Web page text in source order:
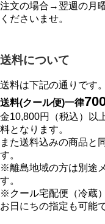
注文の場合→翌週の月
くださいませ。
送料について
送料は下記の通りです。
送料(クール便)一律
金10,800円（税込）以
料となります。
また送料込みの商品と
す。
※離島地域の方は別途
す。
※クール宅配便（冷蔵
お日にちの指定も可能